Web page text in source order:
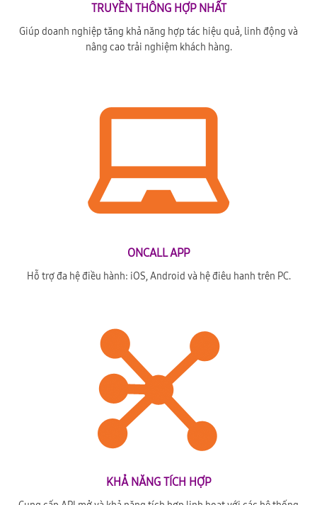
TRUYỀN THÔNG HỢP NHẤT
Giúp doanh nghiệp tăng khả năng hợp tác hiệu quả, linh động và
nâng cao trải nghiệm khách hàng.
ONCALL APP
Hỗ trợ đa hệ điều hành: iOS, Android và hệ điêu hanh trên PC.
KHẢ NĂNG TÍCH HỢP